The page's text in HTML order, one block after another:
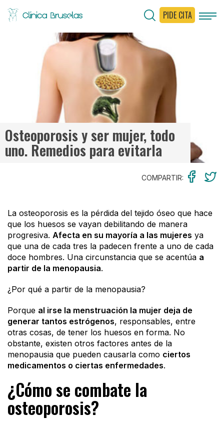
PIDE CITA
Osteoporosis y ser mujer, todo
uno. Remedios para evitarla
COMPARTIR:
La osteoporosis es la pérdida del tejido óseo que hace
que los huesos se vayan debilitando de manera
progresiva. Afecta en su mayoría a las mujeres ya
que una de cada tres la padecen frente a uno de cada
doce hombres. Una circunstancia que se acentúa a
partir de la menopausia.
¿Por qué a partir de la menopausia?
Porque al irse la menstruación la mujer deja de
generar tantos estrógenos, responsables, entre
otras cosas, de tener los huesos en forma. No
obstante, existen otros factores antes de la
menopausia que pueden causarla como ciertos
medicamentos o ciertas enfermedades.
¿Cómo se combate la
osteoporosis?